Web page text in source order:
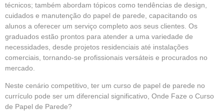
técnicos; também abordam tópicos como tendências de design,
cuidados e manutenção do papel de parede, capacitando os
alunos a oferecer um serviço completo aos seus clientes. Os
graduados estão prontos para atender a uma variedade de
necessidades, desde projetos residenciais até instalações
comerciais, tornando-se profissionais versáteis e procurados no
mercado.
Neste cenário competitivo, ter um curso de papel de parede no
currículo pode ser um diferencial significativo, Onde Faze o Curso
de Papel de Parede?